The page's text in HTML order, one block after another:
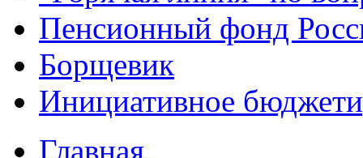
Пенсионный фонд
Борщевик
Инициативное
Главная